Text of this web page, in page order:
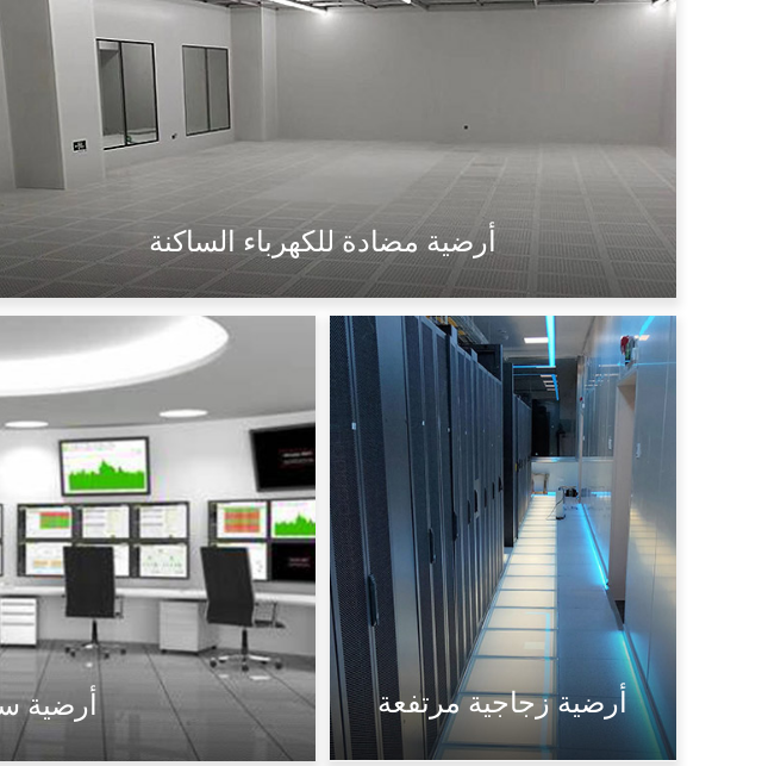
أرضية مضادة للكهرباء الساكنة
فُولاَذ
كبريتات الكالسيوم
مثقب
أرضية أرضية زجاجية مرتفعة